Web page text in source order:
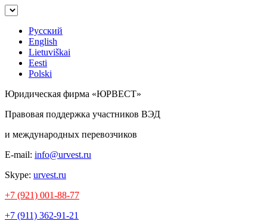
Русский
English
Lietuviškai
Eesti
Polski
Юридическая фирма «ЮРВЕСТ»
Правовая поддержка участников ВЭД
и международных перевозчиков
E-mail: info@urvest.ru
Skype: urvest.ru
+7 (921) 001-88-77
+7 (911) 362-91-21